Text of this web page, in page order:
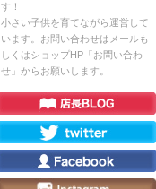
す！
小さい子供を育てながら運営して
います。お問い合わせはメールも
しくはショップHP「お問い合わ
せ」からお願いします。